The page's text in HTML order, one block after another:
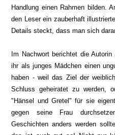
Handlung einen Rahmen bilden.
den Leser ein zauberhaft
Details steckt, dass man sich
Im Nachwort berichtet die Autorin
ihr als junges Mädchen einen
haben - weil das Ziel der
Schluss geheiratet zu werden,
"Hänsel und Gretel" für sie
gegen seine Frau
Geschichten anders werden